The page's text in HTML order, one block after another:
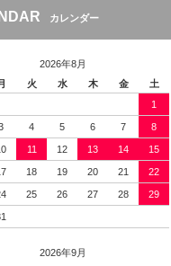
カレンダー
2026年8月
火 水 木 金
土
1
4 5 6 7 8
11 12 13 14 15
18 19 20 21 22
25 26 27 28 29
2026年9月